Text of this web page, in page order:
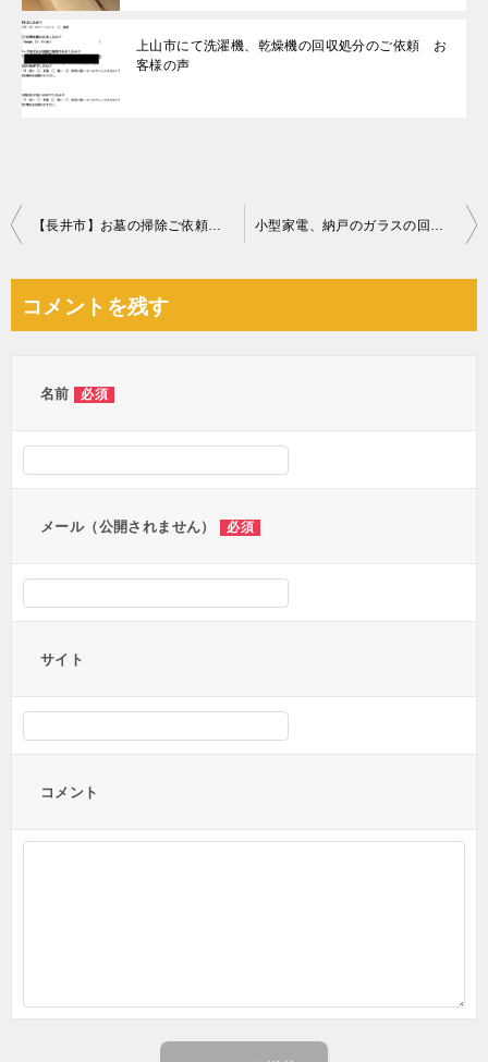
上山市にて洗濯機、乾燥機の回収処分のご依頼 お
客様の声
投
ビ
【長井市】お墓の掃除ご依頼 お客様の声 小型家電、納戸のガラスの回収・処分とキッチンクリーニングご依頼
コメントを残す
名前 必須
メール（公開されません） 必須
サイト
コメント